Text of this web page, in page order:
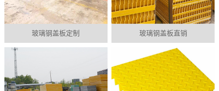
玻璃钢盖板定制 玻璃钢盖板直销